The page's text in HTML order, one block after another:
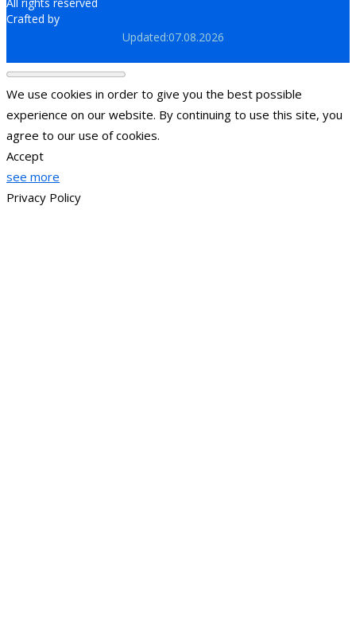
Crafted by
Updated:07.08.2026
We use cookies in order to give you the best possible
experience on our website. By continuing to use this site, you
agree to our use of cookies.
Accept
see more
Privacy Policy